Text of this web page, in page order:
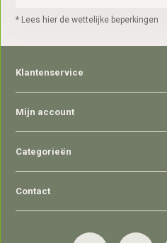
* Lees hier de wettelijke beperkingen
Klantenservice
Mijn account
Categorieën
Contact